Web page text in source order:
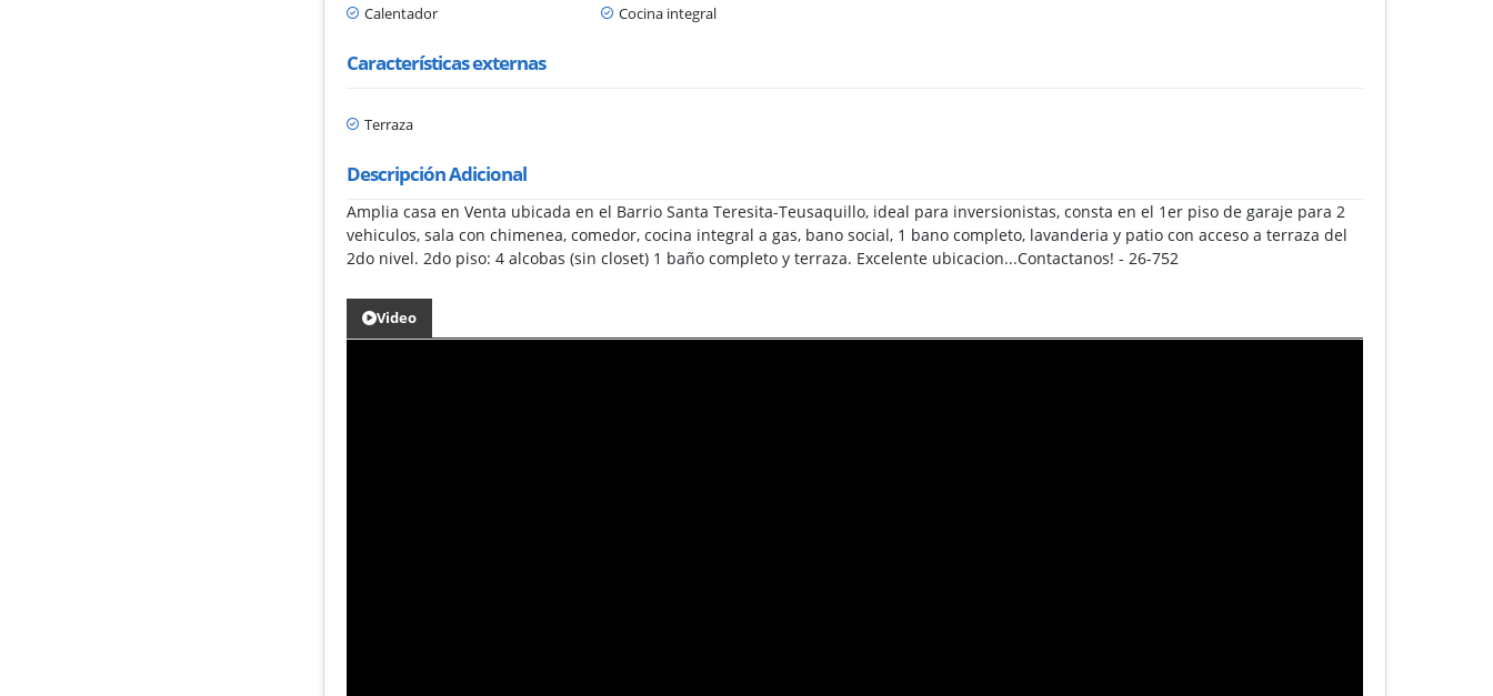
Calentador Cocina integral
Características externas
Terraza
Descripción Adicional
Amplia casa en Venta ubicada en el Barrio Santa Teresita-Teusaquillo, ideal para inversionistas, consta en el 1er piso de garaje para 2
vehiculos, sala con chimenea, comedor, cocina integral a gas, bano social, 1 bano completo, lavanderia y patio con acceso a terraza del
2do nivel. 2do piso: 4 alcobas (sin closet) 1 baño completo y terraza. Excelente ubicacion...Contactanos! - 26-752
Video